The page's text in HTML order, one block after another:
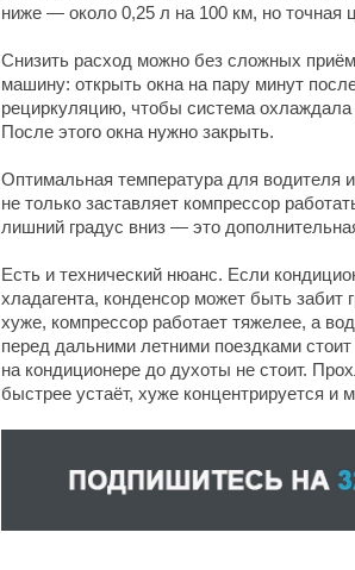
ниже — около 0,25 л на 100 км, но точная
Снизить расход можно без сложных
машину: открыть окна на пару минут
рециркуляцию, чтобы система
После этого окна нужно закрыть.
Оптимальная температура для
не только заставляет компрессор
лишний градус вниз — это
Есть и технический нюанс. Если
хладагента, конденсор может быть
хуже, компрессор работает тяжелее, а
перед дальними летними поездками
на кондиционере до духоты не стоит.
быстрее устаёт, хуже концентрируется и